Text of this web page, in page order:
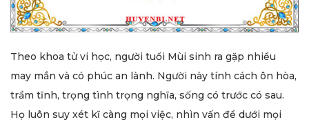
Theo khoa tử vi học, người tuổi Mùi sinh ra gặp nhiều
may mắn và có phúc an lành. Người này tính cách ôn hòa,
trầm tĩnh, trọng tình trọng nghĩa, sống có trước có sau.
Họ luôn suy xét kĩ càng mọi việc, nhìn vấn đề dưới mọi